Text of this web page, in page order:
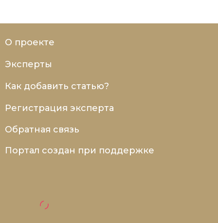
О проекте
Эксперты
Как добавить статью?
Регистрация эксперта
Обратная связь
Портал создан при поддержке